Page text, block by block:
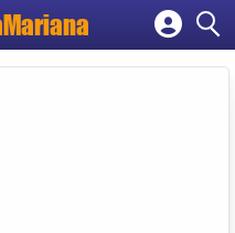
empresa